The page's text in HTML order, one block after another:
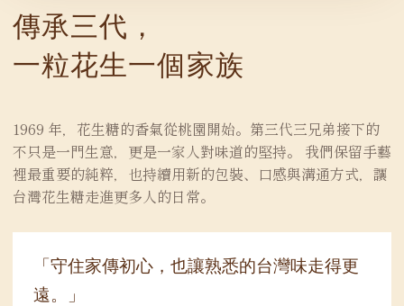
傳承三代，
一粒花生一個家族
1969 年，花生糖的香氣從桃園開始。第三代三兄弟接下的
不只是一門生意，更是一家人對味道的堅持。 我們保留手藝
裡最重要的純粹，也持續用新的包裝、口感與溝通方式，讓
台灣花生糖走進更多人的日常。
「守住家傳初心，也讓熟悉的台灣味走得更
遠。」